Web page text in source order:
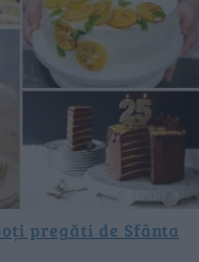
pregăti de Sfânta